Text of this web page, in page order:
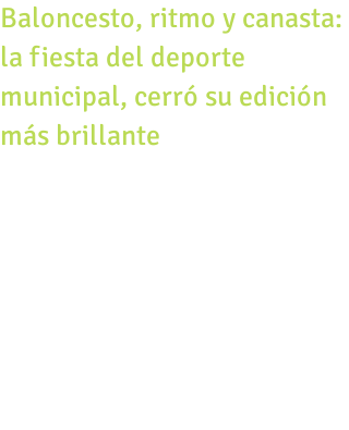
Baloncesto, ritmo y canasta:
la fiesta del deporte
municipal, cerró su edición
más brillante